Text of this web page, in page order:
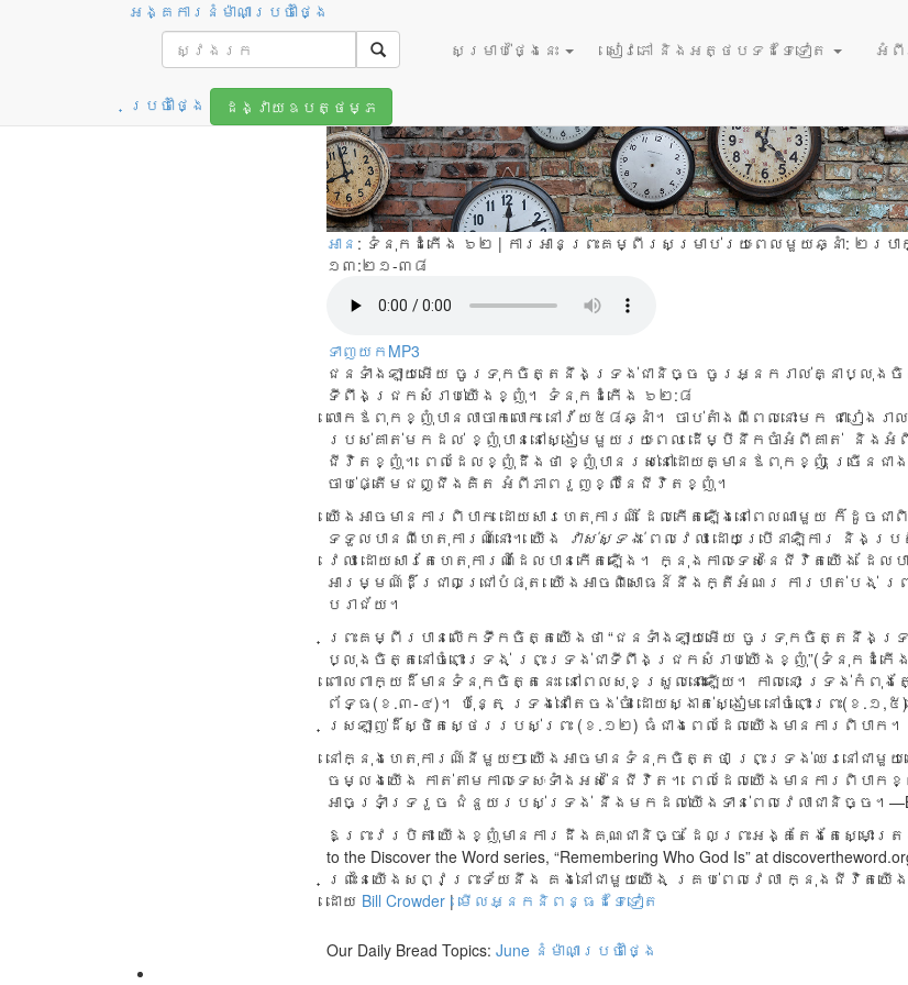
អង្គការនំម៉ាណាប្រចាំថ្ងៃ
សម្រាប់ថ្ងៃនេះ
សៀវភៅ និងអត្ថបទដទៃទៀត អំពី
ប្រចាំថ្ងៃ
ដង្វាយឧបត្ថម្ភ
នាឡិការ និងប្រតិទិន
អាន : ទំនុកដំកើង ៦២ | ការអានព្រះគម្ពីរសម្រាប់រយៈពេលមួយឆ្នាំ: ២រប
១៣:២១-៣៨
ទាញយកMP3
ជនទាំងឡាយអើយ ចូរទុកចិត្តនឹងទ្រង់ជានិច្ច ចូរអ្នករាល់គ្នាប្លុងចិត្
ទីពឹងជ្រកសំរាប់យើងខ្ញុំ។ ទំនុកដំកើង ៦២:៨
លោក​ឪពុក​ខ្ញុំ​បាន​លា​ចាក​លោក នៅ​វ័យ​៥៨​ឆ្នាំ។ ចាប់​តាំង​ពី​ពេល​នោះ​មក ជា​រៀង​រា
របស់​គាត់​មក​ដល់ ខ្ញុំ​បាន​នៅ​ស្ងៀម​មួយ​រយៈ​ពេល ដើម្បី​នឹក​ចាំ​អំពី​គាត់ និង​អំ
ជីវិត​ខ្ញុំ។ ពេល​ដែល​ខ្ញុំ​ដឹង​ថា ខ្ញុំ​បាន​រស់​នៅ​ដោយ​គ្មាន​ឪពុក​ខ្ញុំ ច្រើន​ជាង​
ចាប់​ផ្តើម​ជញ្ជឹង​គិត អំពី​ភាព​រួញ​ខ្លី​នៃ​ជីវិត​ខ្ញុំ។
យើង​អាច​មាន​ការ​ពិបាក ដោយ​សារ​ហេតុ​ការណ៍ ដែល​កើត​ឡើង​នៅ​ពេល​ណា​មួយ ក៏​ដូច​ជ
ទទួល​បាន​ពី​ហេតុ​ការណ៍​នោះ។ យើង
វាស់​ស្ទង់ពេល​វេលា ដោយ​ប្រើ​នាឡិការ និង​ប្
វេលា ដោយ​សារ​តែ​ហេតុការណ៍​ដែល​បាន​កើត​ឡើង។ ក្នុង​កាលៈ​ទេសៈ​នៃ​ជីវិត​យើង ដែ
អារម្មណ៍​ដ៏​ជ្រាល​ជ្រៅ​បំផុត យើង​អាច​ពិសោធន៍​នឹង​ក្តី​អំណរ ការ​បាត់​បង់ ព្រ
បរាជ័យ។
ព្រះគម្ពីរ​បាន​លើក​ទឹក​ចិត្ត​យើង​ថា “ជន​ទាំងឡាយ​អើយ ចូរ​ទុក​ចិត្ត​នឹង​
ប្លុង​ចិត្ត​នៅ​ចំពោះ​ទ្រង់ ព្រះ​ទ្រង់​ជា​ទី​ពឹង​ជ្រក​សំរាប់​យើង​ខ្ញុំ”(ទំនុកដំកើ
ពោល​ពាក្យ​ដ៏​មាន​ទំនុក​ចិត្ត​នេះ នៅ​ពេល​សុខ​ស្រួល​នោះ​ឡើយ។ កាល​នោះ ទ្រង់​កំ
ព័ទ្ធ(ខ.៣-៤)។ ប៉ុន្តែ ទ្រង់នៅ​តែ​ចង់​ចាំ ដោយ​ស្ងាត់​ស្ងៀម នៅ​ចំពោះ​ព្រះ(ខ.១,
ស្រឡាញ់​ដ៏​ស្ថិត​ស្ថេរ​របស់​ព្រះ (ខ.១២) ធំ​ជាង​ពេល​ដែល​យើង​មាន​ការ​ពិបាក។
នៅ​ក្នុង​ហេតុការណ៍​នីមួយ​ៗ យើង​អាច​មាន​ទំនុក​ចិត្ត​ថា ព្រះ​ទ្រង់​ឈរ​នៅ​ជា​មួ
ចម្លង​យើង កាត់​តាម​កាលៈ​ទេសៈ​ទាំង​អស់​នៃ​ជីវិត។ ពេល​ដែល​យើង​មាន​ការ​ពិបាក​
អាច​ទ្រាំ​ទ្រ​រួច ជំនួយ​របស់​ទ្រង់ នឹង​មក​ដល់​យើង​ទាន់​ពេល​វេលា​ជា​និច្ច។
ឱព្រះវរបិតា យើងខ្ញុំមានការដឹងគុណជានិច្ច ដែលព្រះអង្គតែងតែស្មោះត្រ
to the Discover the Word series, “Remembering Who God Is” at
ព្រះនៃយើងសព្វព្រះទ័យនឹង គង់នៅជាមួយយើង គ្រប់ពេលវេលា ក្នុងជីវិតយើ
ដោយ Bill Crowder | មើលអ្នកនិពន្ធដទៃទៀត
Our Daily Bread Topics: June នំម៉ាណាប្រចាំថ្ងៃ